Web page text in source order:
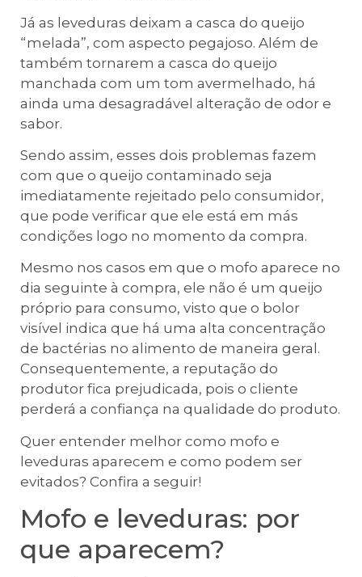
Já as leveduras deixam a casca do queijo
“melada”, com aspecto pegajoso. Além de
também tornarem a casca do queijo
manchada com um tom avermelhado, há
ainda uma desagradável alteração de odor e
sabor.
Sendo assim, esses dois problemas fazem
com que o queijo contaminado seja
imediatamente rejeitado pelo consumidor,
que pode verificar que ele está em más
condições logo no momento da compra.
Mesmo nos casos em que o mofo aparece no
dia seguinte à compra, ele não é um queijo
próprio para consumo, visto que o bolor
visível indica que há uma alta concentração
de bactérias no alimento de maneira geral.
Consequentemente, a reputação do
produtor fica prejudicada, pois o cliente
perderá a confiança na qualidade do produto.
Quer entender melhor como mofo e
leveduras aparecem e como podem ser
evitados? Confira a seguir!
Mofo e leveduras: por
que aparecem?